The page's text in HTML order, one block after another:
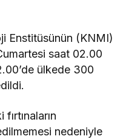
Enstitüsünün (KNMI)
saat 02.00
ülkede 300
nedeniyle